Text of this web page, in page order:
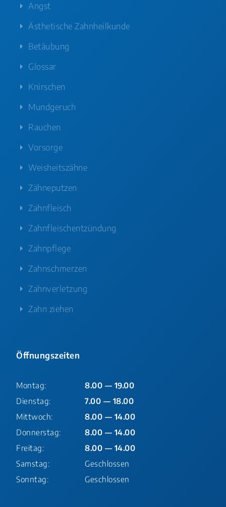
Angst
Ästhetische Zahnheilkunde
Betäubung
Glossar
Knirschen
Mundgeruch
Rauchen
Vorsorge
Weisheitszähne
Zähneputzen
Zahnfleisch
Zahnfleischentzündung
Zahnpflege
Zahnschmerzen
Zahnverletzung
Zahn ziehen
Öffnungszeiten
Montag:
8.00 — 19.00
Dienstag:
7.00 — 18.00
Mittwoch:
8.00 — 14.00
Donnerstag:
8.00 — 14.00
Freitag:
8.00 — 14.00
Samstag:
Geschlossen
Sonntag:
Geschlossen